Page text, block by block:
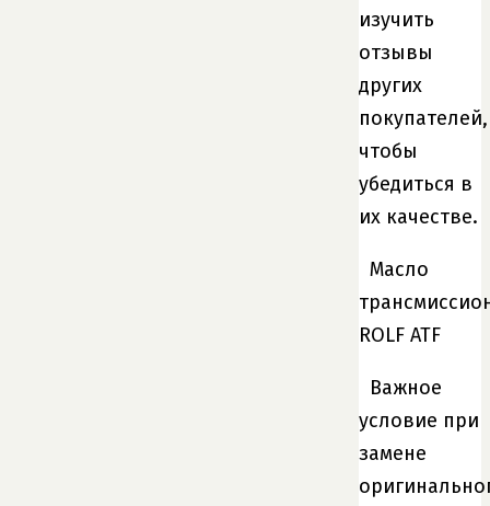
изучить
отзывы
других
покупателей,
чтобы
убедиться в
их качестве.
Масло
ROLF ATF
Важное
условие при
замене